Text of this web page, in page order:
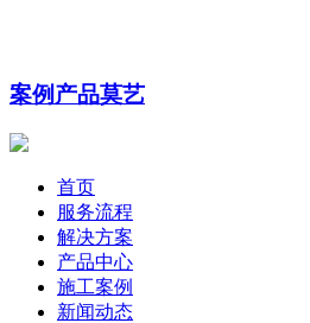
案例产品莫艺
首页
服务流程
解决方案
产品中心
施工案例
新闻动态